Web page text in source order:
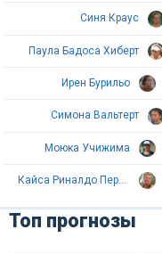
Синя Краус
Паула Бадоса Хиберт
Ирен Бурильо
Симона Вальтерт
Моюка Учижима
Кайса Риналдо Перссон
Топ прогнозы